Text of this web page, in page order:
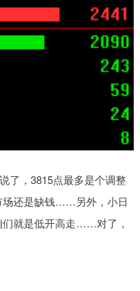
了，3815点最多是个调整
场还是缺钱……另外，小日
们就是低开高走……对了，